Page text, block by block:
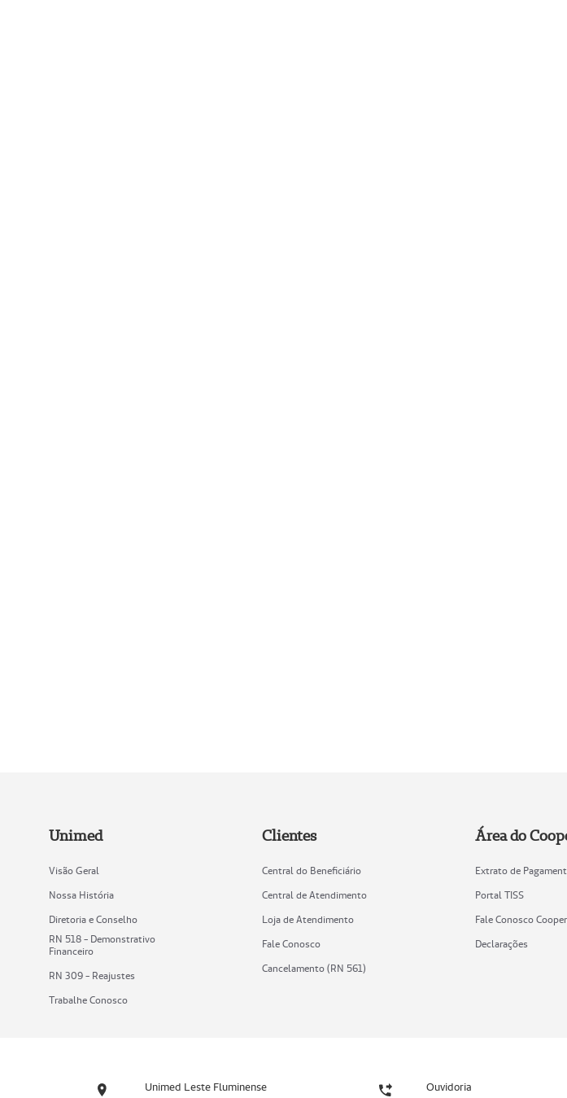
Unimed
Visão Geral
Nossa História
Diretoria e Conselho
RN 518 - Demonstrativo
Financeiro
RN 309 - Reajustes
Trabalhe Conosco
Clientes
Central do Beneficiário
Central de Atendimento
Loja de Atendimento
Fale Conosco
Cancelamento (RN 561)
Área do
Extrato de
Portal TISS
Fale Conosco
Declarações
Unimed Leste Fluminense Ouvidoria